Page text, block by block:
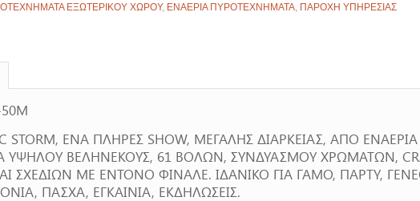
ΕΞΩΤΕΡΙΚΟΥ ΧΩΡΟΥ, ΕΝΑΕΡΙΑ ΠΥΡΟΤΕΧΝΗΜΑΤΑ ΠΑΡΟΧΗ ΥΠΗΡΕΣΙΑΣ
STORM, ΕΝΑ ΠΛΗΡΕΣ SHOW, ΜΕΓΑΛΗΣ ΔΙΑΡΚΕΙΑΣ, ΑΠΟ
ΥΨΗΛΟΥ ΒΕΛΗΝΕΚΟΥΣ, 61 ΒΟΛΩΝ, ΣΥΝΔΥΑΣΜΟΥ ΧΡΩΜΑΤΩΝ,
ΣΧΕΔΙΩΝ ΜΕ ΕΝΤΟΝΟ ΦΙΝΑΛΕ. ΙΔΑΝΙΚΟ ΓΙΑ ΓΑΜΟ, ΠΑΡΤΥ,
ΠΑΣΧΑ, ΕΓΚΑΙΝΙΑ, ΕΚΔΗΛΩΣΕΙΣ.